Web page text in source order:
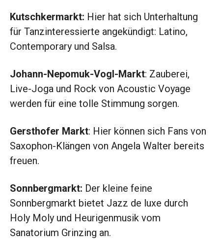
Kutschkermarkt: Hier hat sich Unterhaltung
für Tanzinteressierte angekündigt: Latino,
Contemporary und Salsa.
Johann-Nepomuk-Vogl-Markt: Zauberei,
Live-Joga und Rock von Acoustic Voyage
werden für eine tolle Stimmung sorgen.
Gersthofer Markt: Hier können sich Fans von
Saxophon-Klängen von Angela Walter bereits
freuen.
Sonnbergmarkt: Der kleine feine
Sonnbergmarkt bietet Jazz de luxe durch
Holy Moly und Heurigenmusik vom
Sanatorium Grinzing an.